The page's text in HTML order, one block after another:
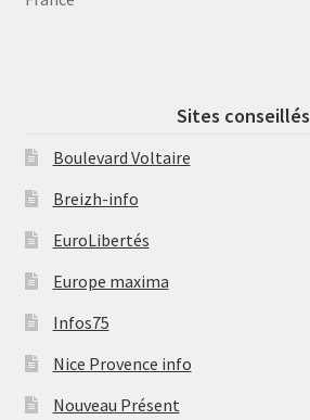
Sites conseillés
Boulevard Voltaire
Breizh-info
EuroLibertés
Europe maxima
Infos75
Nice Provence info
Nouveau Présent